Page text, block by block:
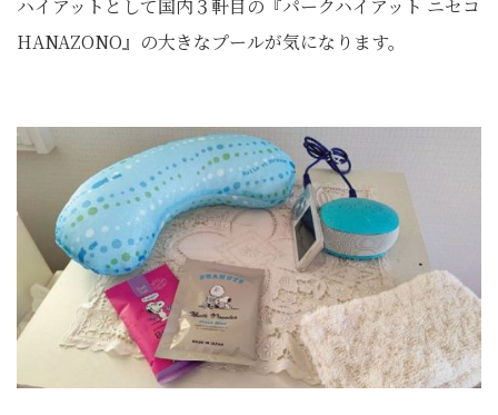
ハイアットとして国内３軒目の『パークハイアット ニセコ
HANAZONO』の大きなプールが気になります。